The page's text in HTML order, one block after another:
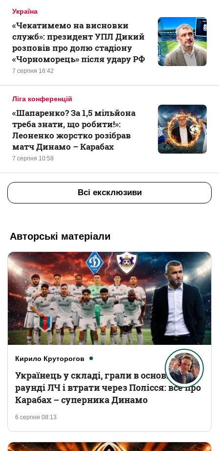
Україна
7 серпня 16:42
«Чекатимемо на висновки
служб»: президент УПЛ Дикий
розповів про долю стадіону
«Чорноморець» після удару РФ
Ліга конференцій
7 серпня 10:58
«Шапаренко? За 1,5 мільйона
треба знати, що робити!»:
Леоненко жорстко розібрав
матч Динамо – Карабах
Всі ексклюзиви
Авторські матеріали
Кирило Круторогов
6 серпня 08:13
Українець у складі, грали в основному
раунді ЛЧ і втрати через Полісся: все про
Карабах – суперника Динамо